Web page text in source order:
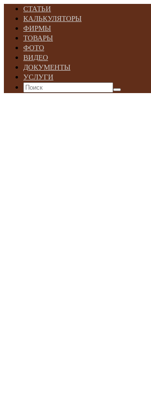
СТАТЬИ
КАЛЬКУЛЯТОРЫ
ФИРМЫ
ТОВАРЫ
ФОТО
ВИДЕО
ДОКУМЕНТЫ
УСЛУГИ